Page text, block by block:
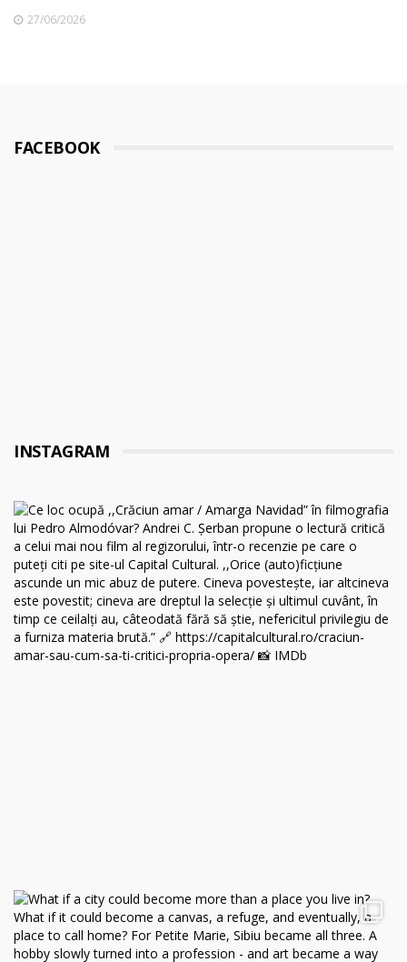
27/06/2026
FACEBOOK
INSTAGRAM